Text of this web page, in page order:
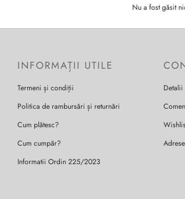
Nu a fost găsit
INFORMAȚII UTILE
Termeni și condiții
Politica de rambursări și returnări
Cum plătesc?
Cum cumpăr?
Informatii Ordin 225/2023
Detalii
Adrese